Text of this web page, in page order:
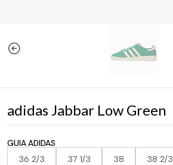
adidas Jabbar Low Green
GUIA ADIDAS
36 2/3 37 1/3 38 38 2/3